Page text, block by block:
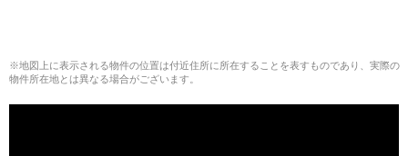
※地図上に表示される物件の位置は付近住所に所在することを表すものであり、実際の
物件所在地とは異なる場合がございます。